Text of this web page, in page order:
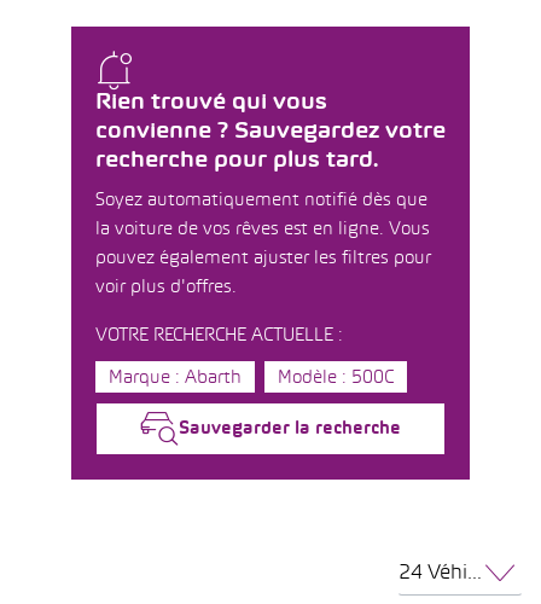
Rien trouvé qui vous
convienne ? Sauvegardez votre
recherche pour plus tard.
Soyez automatiquement notifié dès que
la voiture de vos rêves est en ligne. Vous
pouvez également ajuster les filtres pour
voir plus d'offres.
VOTRE RECHERCHE ACTUELLE :
Marque : Abarth Modèle : 500C
Sauvegarder la recherche
24 Véhicules par page